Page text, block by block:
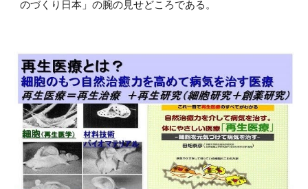
のづくり日本」の腕の見せどころである。